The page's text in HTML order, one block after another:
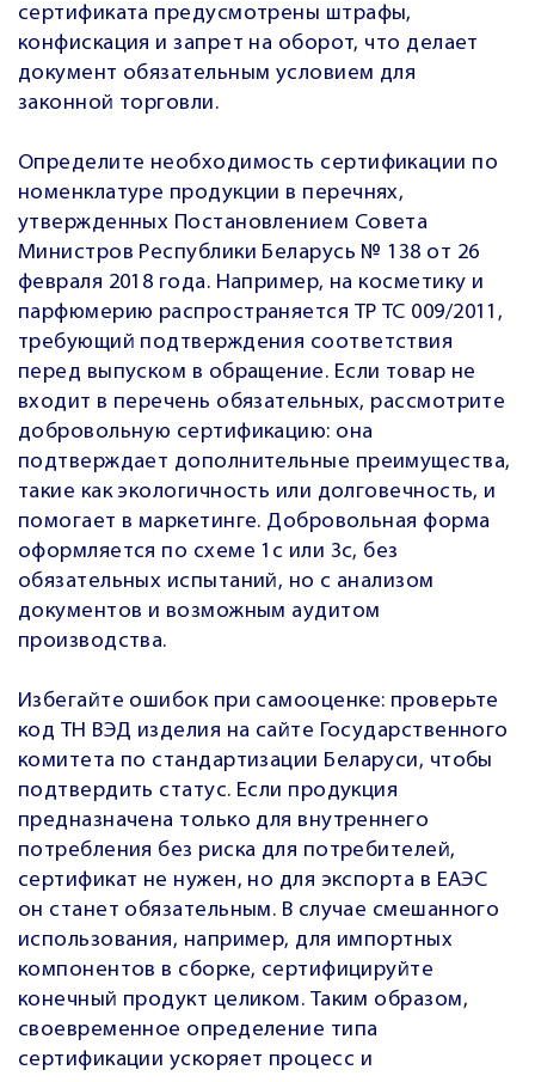
сертификата предусмотрены штрафы,
конфискация и запрет на оборот, что делает
документ обязательным условием для
законной торговли.
Определите необходимость сертификации по
номенклатуре продукции в перечнях,
утвержденных Постановлением Совета
Министров Республики Беларусь № 138 от 26
февраля 2018 года. Например, на косметику и
парфюмерию распространяется ТР ТС 009/2011,
требующий подтверждения соответствия
перед выпуском в обращение. Если товар не
входит в перечень обязательных, рассмотрите
добровольную сертификацию: она
подтверждает дополнительные преимущества,
такие как экологичность или долговечность, и
помогает в маркетинге. Добровольная форма
оформляется по схеме 1с или 3с, без
обязательных испытаний, но с анализом
документов и возможным аудитом
производства.
Избегайте ошибок при самооценке: проверьте
код ТН ВЭД изделия на сайте Государственного
комитета по стандартизации Беларуси, чтобы
подтвердить статус. Если продукция
предназначена только для внутреннего
потребления без риска для потребителей,
сертификат не нужен, но для экспорта в ЕАЭС
он станет обязательным. В случае смешанного
использования, например, для импортных
компонентов в сборке, сертифицируйте
конечный продукт целиком. Таким образом,
своевременное определение типа
сертификации ускоряет процесс и